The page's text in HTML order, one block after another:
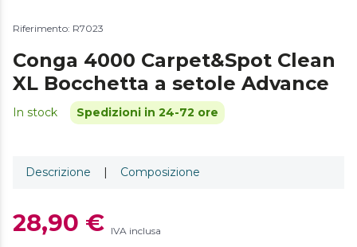
Riferimento: R7023
Conga 4000 Carpet&Spot Clean
XL Bocchetta a setole Advance
In stock Spedizioni in 24-72 ore
Descrizione | Composizione
28,90 € IVA inclusa